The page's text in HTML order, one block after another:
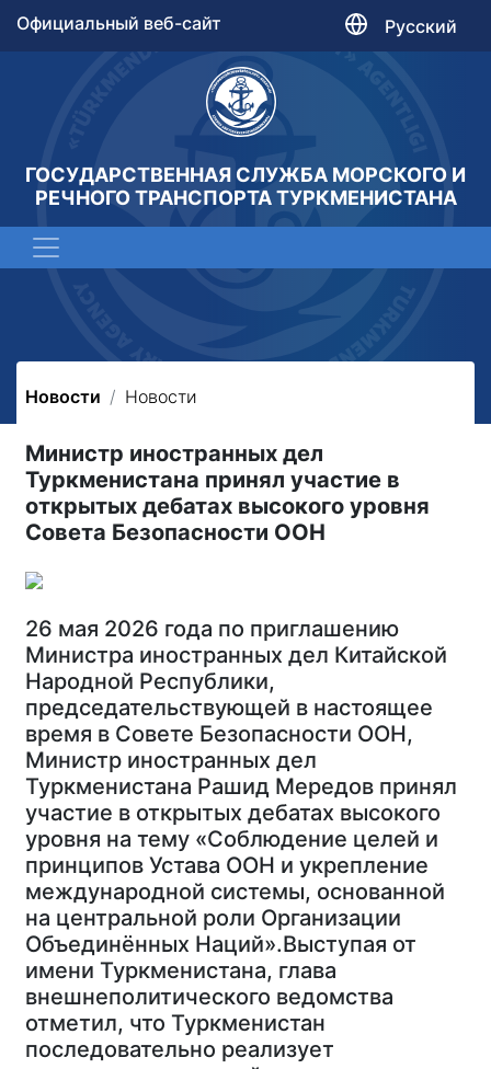
Официальный веб-сайт Русский
ГОСУДАРСТВЕННАЯ СЛУЖБА МОРСКОГО И
РЕЧНОГО ТРАНСПОРТА ТУРКМЕНИСТАНА
Новости Новости
Министр иностранных дел
Туркменистана принял участие в
открытых дебатах высокого уровня
Совета Безопасности ООН
26 мая 2026 года по приглашению
Министра иностранных дел Китайской
Народной Республики,
председательствующей в настоящее
время в Совете Безопасности ООН,
Министр иностранных дел
Туркменистана Рашид Мередов принял
участие в открытых дебатах высокого
уровня на тему «Соблюдение целей и
принципов Устава ООН и укрепление
международной системы, основанной
на центральной роли Организации
Объединённых Наций».Выступая от
имени Туркменистана, глава
внешнеполитического ведомства
отметил, что Туркменистан
последовательно реализует